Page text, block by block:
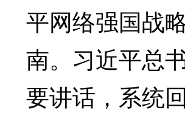
平网络强国战
南。习近平总
要讲话，系统